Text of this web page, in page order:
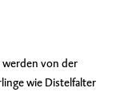
werden von der
wie Distelfalter